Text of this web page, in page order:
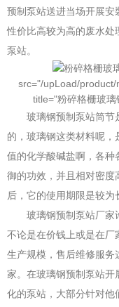
预制泵站送进当场开展安
性价比高较为高的废水处
泵站。
src="/upLoad/
title="粉碎格栅玻
玻璃钢预制泵站筒节
的，玻璃钢这类材料呢
值的化学酸碱盐啊，各
御的功效，并且相对密度
后，它的使用期限是较为
玻璃钢预制泵站厂家
不论是在价钱上或是在厂
生产规模，售后维修服务
家。在玻璃钢预制泵站
化的泵站，大部分针对